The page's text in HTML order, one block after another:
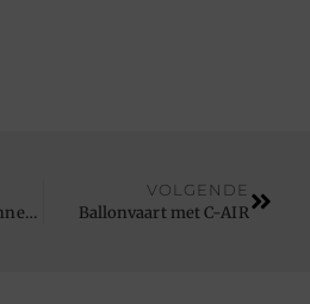
Creëer impact van binnenuit met een veelzijdige architect in Hasselt
VOLGENDE
Ballonvaart met C-AIR